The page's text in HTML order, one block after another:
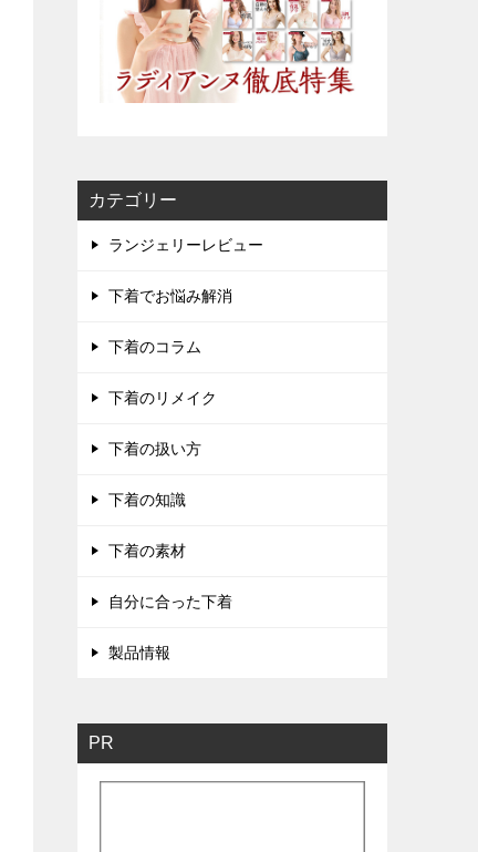
カテゴリー
ランジェリーレビュー
下着でお悩み解消
下着のコラム
下着のリメイク
下着の扱い方
下着の知識
下着の素材
自分に合った下着
製品情報
PR